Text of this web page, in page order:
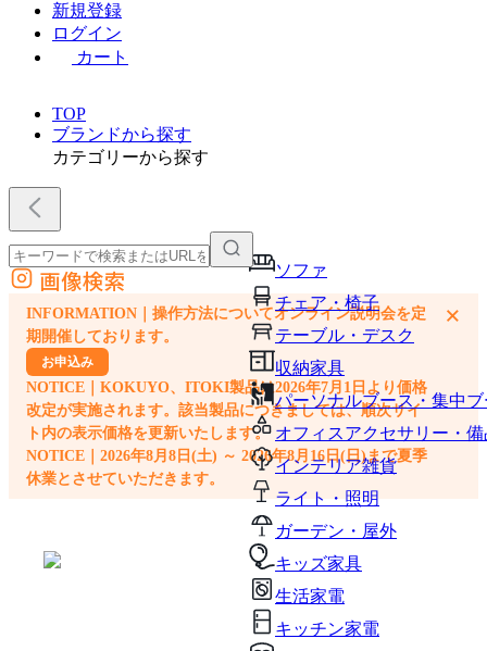
新規登録
ログイン
カート
TOP
ブランドから探す
カテゴリーから探す
ソファ
チェア・椅子
テーブル・デスク
収納家具
パーソナルブース・集中
オフィスアクセサリー・備
インテリア雑貨
ライト・照明
ガーデン・屋外
キッズ家具
生活家電
キッチン家電
外部サイトの商品をカートに追加
他のサイトで見つけた商品ページのURLを貼り付けて、カートに追加できます
画像検索
INFORMATION｜操作方法についてオンライン説明会を定
期開催しております。
お申込み
NOTICE｜KOKUYO、ITOKI製品は2026年7月1日より価格
改定が実施されます。該当製品につきましては、順次サイ
ト内の表示価格を更新いたします。
NOTICE｜2026年8月8日(土) ～ 2026年8月16日(日)まで夏季
休業とさせていただきます。
×